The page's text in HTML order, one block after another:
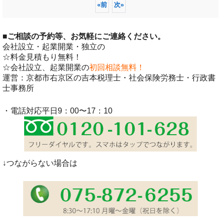
«前 次»
■ご相談の予約等、お気軽にご連絡ください。
会社設立・起業開業・独立の
☆料金見積もり無料！
☆会社設立、起業開業の初回相談無料！
運営：京都市右京区の吉本税理士・社会保険労務士・行政書
士事務所
・電話対応平日9：00〜17：10
↓つながらない場合は